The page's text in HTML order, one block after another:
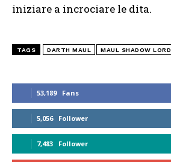
53,189 Fans
5,056 Follower
7,483 Follower
iniziare a incrociare le dita.
TAGS DARTH MAUL MAUL SHADOW LORD